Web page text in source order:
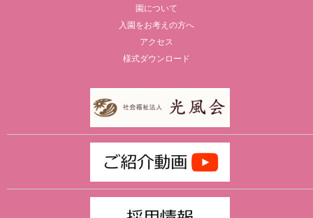
園について
入園をお考えの方へ
アクセス
様式ダウンロード